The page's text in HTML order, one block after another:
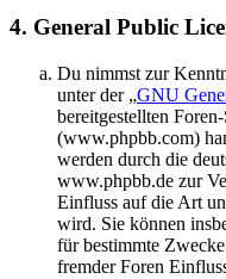
4. General Public
Du nimmst zur
unter der „GNU
bereitgestellten
(www.phpbb.com)
werden durch die
www.phpbb.de zur
Einfluss auf die Art
wird. Sie können
für bestimmte
fremder Foren